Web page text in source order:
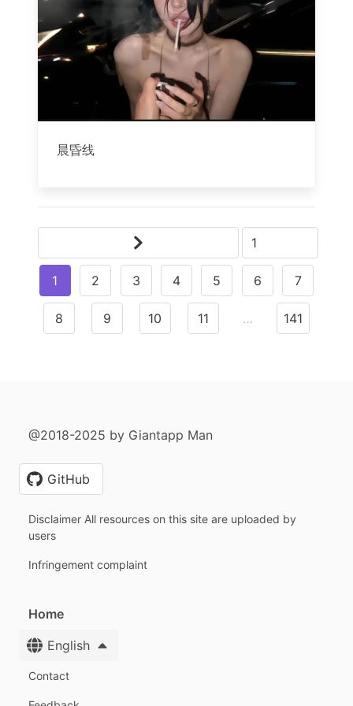
晨昏线
1 2 3 4 5 6 7
8 9 10 11 … 141
@2018-2025 by Giantapp Man
GitHub
Disclaimer All resources on this site are uploaded by
users
Infringement complaint
Home
English
Contact